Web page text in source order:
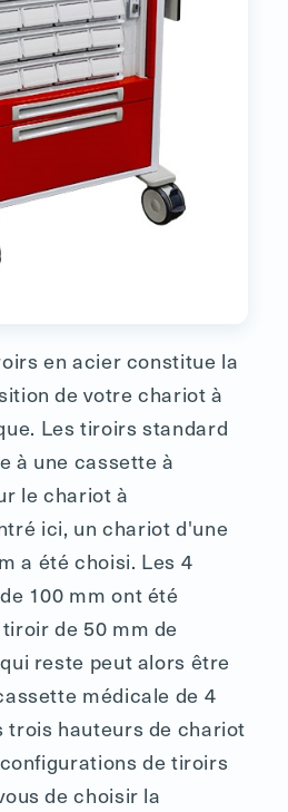
en acier constitue la
de votre chariot à
Les tiroirs standard
à une cassette à
le chariot à
ici, un chariot d'une
a été choisi. Les 4
100 mm ont été
de 50 mm de
reste peut alors être
médicale de 4
trois hauteurs de chariot
de tiroirs
de choisir la